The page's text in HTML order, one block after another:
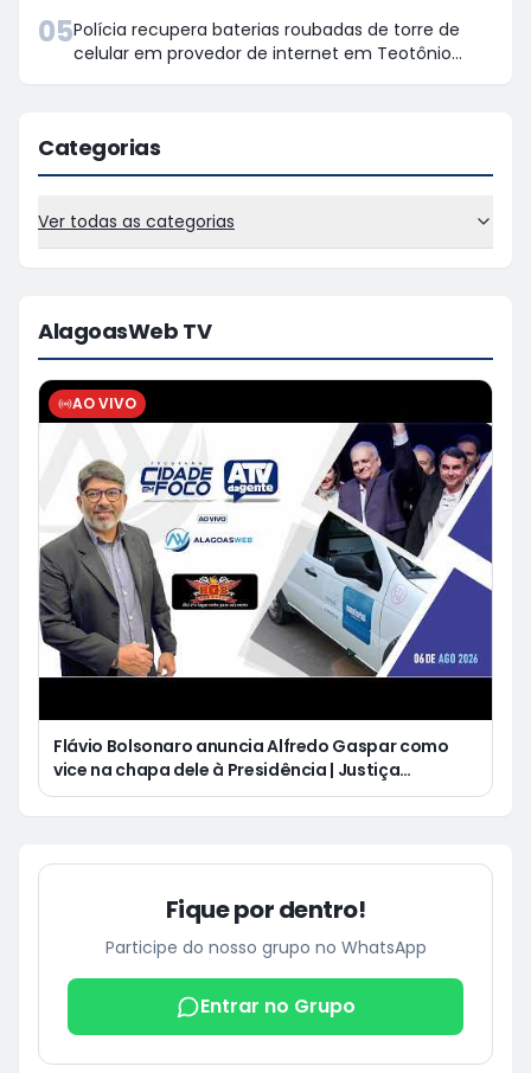
05Polícia recupera baterias roubadas de torre de
celular em provedor de internet em Teotônio
Categorias
Ver todas as categorias
AlagoasWeb TV
AO VIVO
Flávio Bolsonaro anuncia Alfredo Gaspar como
vice na chapa dele à Presidência | Justiça
condena Equatorial a pagar R$ 3 mil a cliente que
Fique por dentro!
Participe do nosso grupo no WhatsApp
Entrar no Grupo